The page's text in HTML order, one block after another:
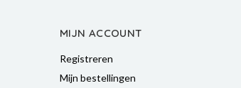
MIJN ACCOUNT
Registreren
Mijn bestellingen